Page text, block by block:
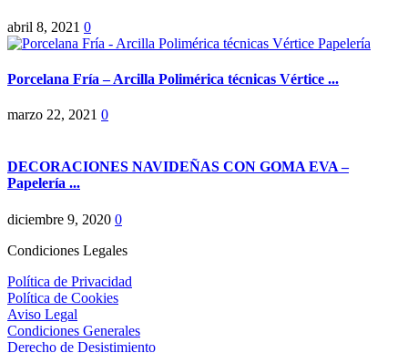
abril 8, 2021 0
Porcelana Fría – Arcilla Polimérica técnicas Vértice ...
marzo 22, 2021 0
DECORACIONES NAVIDEÑAS CON GOMA EVA –
Papelería ...
diciembre 9, 2020 0
Condiciones Legales
Política de Privacidad
Política de Cookies
Aviso Legal
Condiciones Generales
Derecho de Desistimiento